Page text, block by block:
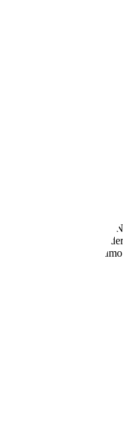
di un
intendono riferiti al
Il rivenditore deve
influiscono su